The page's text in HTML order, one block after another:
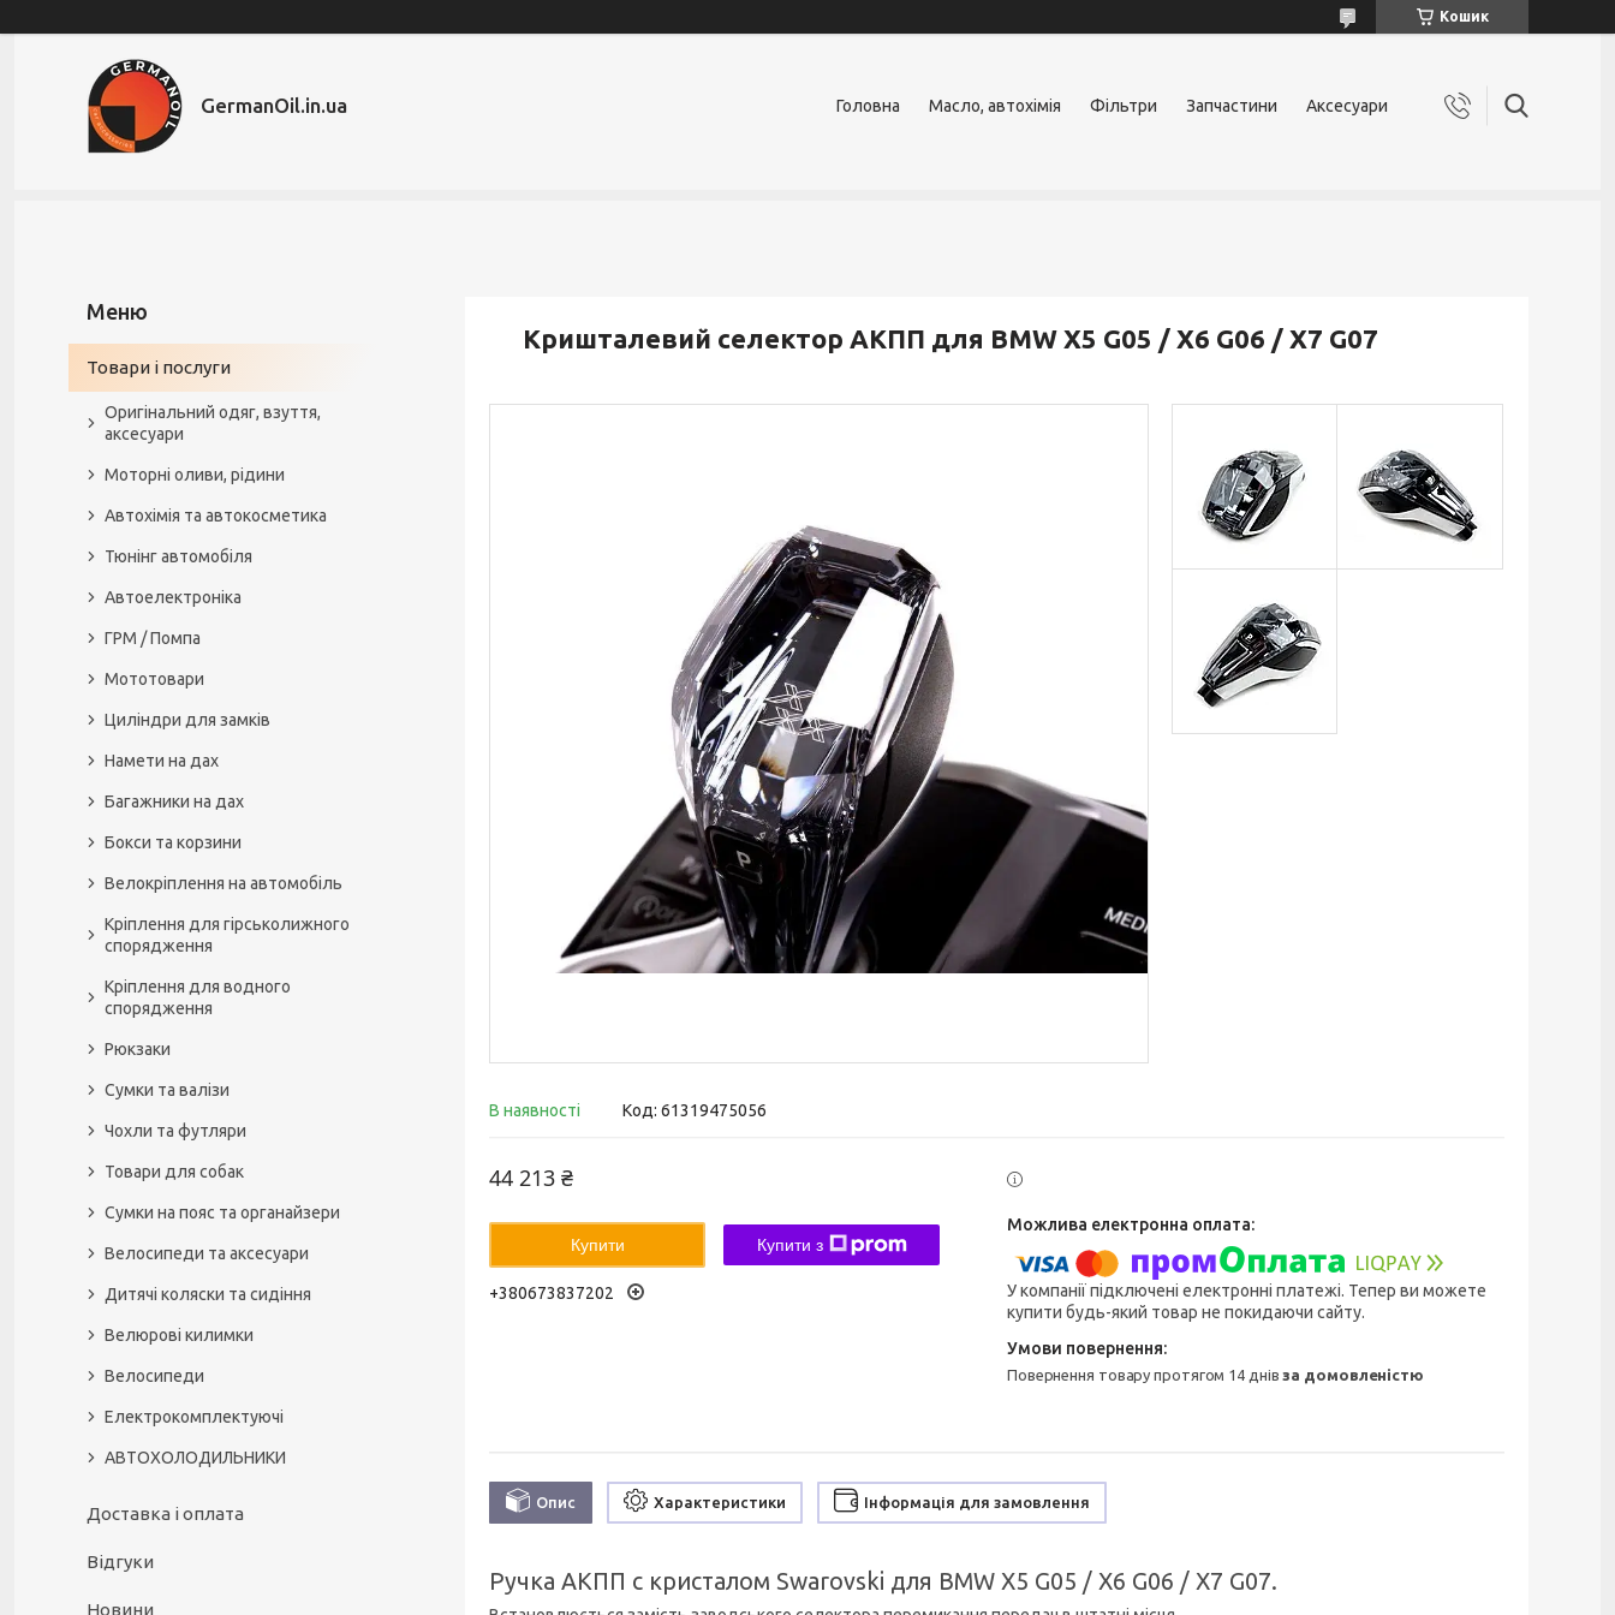
Кошик
GermanOil.in.ua Головна Масло, автохімія Фільтри Запчастини Аксесуари
Кришталевий селектор АКПП для BMW X5 G05 / X6 G06 / X7 G07
В наявності Код: 61319475056
44 213 ₴
Купити Купити з
+380673837202
У компанії підключені електронні платежі. Тепер ви можете
купити будь-який товар не покидаючи сайту.
повернення товару протягом 14 днівза домовленістю
Опис Характеристики Інформація для замовлення
Ручка АКПП c кристалом Swarovski для BMW X5 G05 / X6 G06 / X7 G07.
Товари і послуги
Оригінальний одяг, взуття,
аксесуари
Моторні оливи, рідини
Автохімія та автокосметика
Тюнінг автомобіля
Автоелектроніка
ГРМ / Помпа
Мототовари
Циліндри для замків
Намети на дах
Багажники на дах
Бокси та корзини
Велокріплення на автомобіль
Кріплення для гірськолижного
спорядження
Кріплення для водного
спорядження
Рюкзаки
Сумки та валізи
Чохли та футляри
Товари для собак
Сумки на пояс та органайзери
Велосипеди та аксесуари
Дитячі коляски та сидіння
Велюрові килимки
Велосипеди
Електрокомплектуючі
АВТОХОЛОДИЛЬНИКИ
Доставка і оплата
Відгуки
Новини